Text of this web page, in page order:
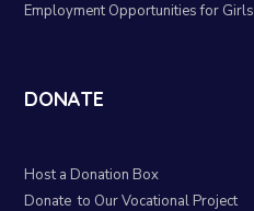
Employment Opportunities for Girls
DONATE
Host a Donation Box
Donate to Our Vocational Project